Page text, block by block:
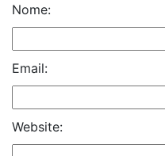
Nome:
Email:
Website: